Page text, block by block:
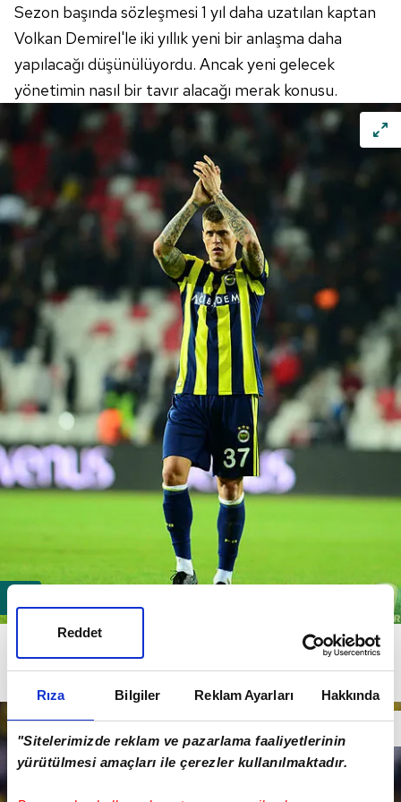
Rıza Bilgiler Reklam Ayarları Hakkında
"Sitelerimizde reklam ve pazarlama faaliyetlerinin
yürütülmesi amaçları ile çerezler kullanılmaktadır.
Reddet
Sezon başında sözleşmesi 1 yıl daha uzatılan kaptan
Volkan Demirel'le iki yıllık yeni bir anlaşma daha
yapılacağı düşünülüyordu. Ancak yeni gelecek
yönetimin nasıl bir tavır alacağı merak konusu.
Martin Skrtel'in ise eski takım arkadaşı Steven
Gerrard'ın hocası olduğu Glasgow Rangers'in teklifini
kabul edeceği gelen haberler arasında yer alıyor.